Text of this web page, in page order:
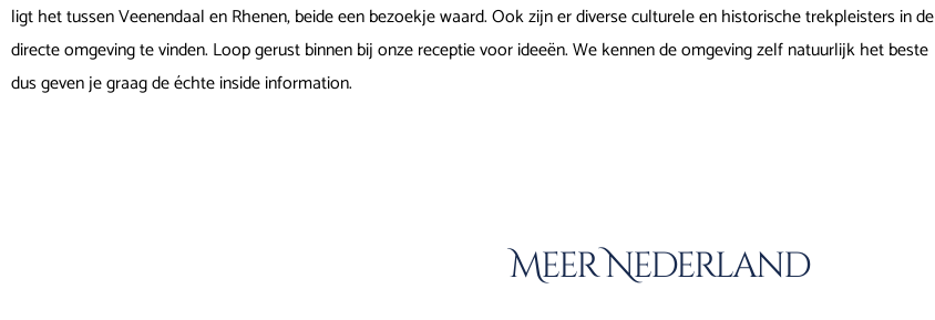
ligt het tussen Veenendaal en Rhenen, beide een bezoekje waard. Ook zijn er diverse culturele en historische trekpleisters in de
directe omgeving te vinden. Loop gerust binnen bij onze receptie voor ideeën. We kennen de omgeving zelf natuurlijk het beste
dus geven je graag de échte inside information.
Meer Nederland